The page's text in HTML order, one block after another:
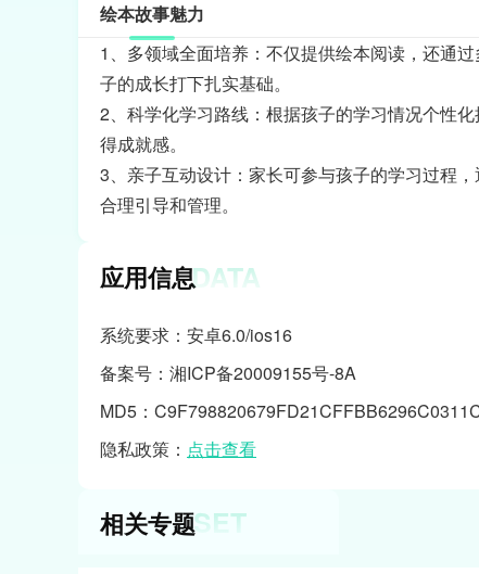
绘本故事魅力
1、多领域全面培养：不仅提供绘本阅读，还通
子的成长打下扎实基础。
2、科学化学习路线：根据孩子的学习情况个性
得成就感。
3、亲子互动设计：家长可参与孩子的学习过程
合理引导和管理。
应用信息DATA
系统要求：安卓6.0/ios16
备案号：湘ICP备20009155号-8A
MD5：
隐私政策： 点击查看
相关专题SET